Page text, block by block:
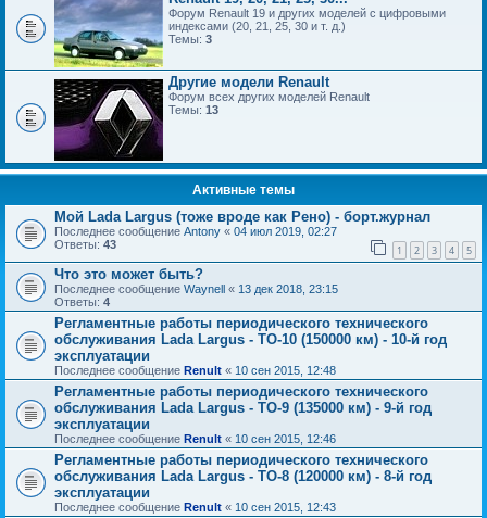
Форум Renault 19 и других моделей с цифровыми
индексами (20, 21, 25, 30 и т. д.)
Темы: 3
Другие модели Renault
Форум всех других моделей Renault
Темы: 13
Активные темы
Мой Lada Largus (тоже вроде как Рено) - борт.журнал
Последнее сообщение Antony « 04 июл 2019, 02:27
Ответы: 43 1 2 3 4 5
Что это может быть?
Последнее сообщение Waynell « 13 дек 2018, 23:15
Ответы: 4
Регламентные работы периодического технического
обслуживания Lada Largus - ТО-10 (150000 км) - 10-й год
эксплуатации
Последнее сообщение Renult « 10 сен 2015, 12:48
Регламентные работы периодического технического
обслуживания Lada Largus - ТО-9 (135000 км) - 9-й год
эксплуатации
Последнее сообщение Renult « 10 сен 2015, 12:46
Регламентные работы периодического технического
обслуживания Lada Largus - ТО-8 (120000 км) - 8-й год
эксплуатации
Последнее сообщение Renult « 10 сен 2015, 12:43